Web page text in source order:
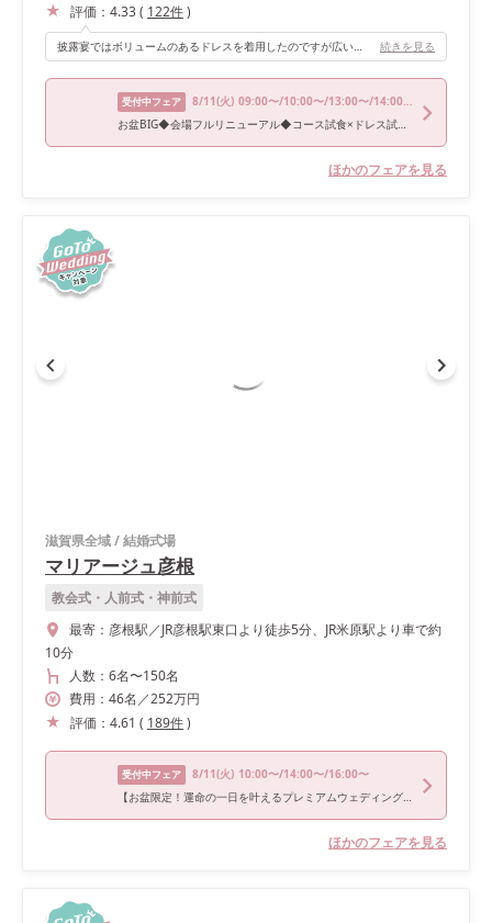
評価： 4.33( 122件)
披露宴ではボリュームのあるドレスを着用したのですが広い披露宴会場を利用させていただきスムーズに歩くことができました！ 続きを見る
受付中フェア 8/11(火) 09:00〜/10:00〜/13:00〜/14:00〜/16:30〜
お盆BIG◆会場フルリニューアル◆コース試食×ドレス試着体験
ほかのフェアを見る
滋賀県全域/結婚式場
マリアージュ彦根
教会式・人前式・神前式
最寄： 彦根駅／JR彦根駅東口より徒歩5分、JR米原駅より車で約
10分
人数： 6名〜150名
費用： 46名 ／252万円
評価： 4.61 ( 189件)
受付中フェア 8/11(火) 10:00〜/14:00〜/16:00〜
【お盆限定！運命の一日を叶えるプレミアムウェディングフェア♪
ほかのフェアを見る